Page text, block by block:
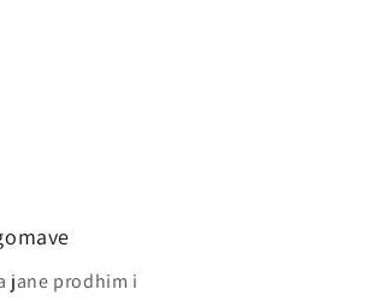
jane prodhim i